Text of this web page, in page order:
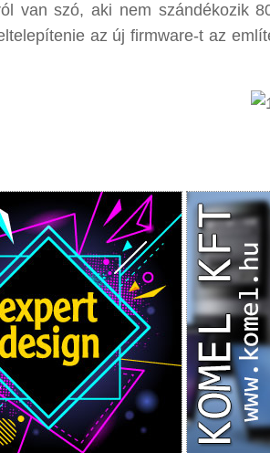
van szó, aki nem szándékozik
az új firmware-t az